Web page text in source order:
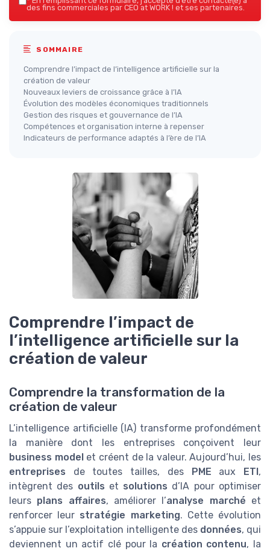
des fins commerciales par CEO at WORK ! et ses partenaires.
SOMMAIRE
Comprendre l’impact de l’intelligence artificielle sur la
création de valeur
Nouveaux leviers de croissance grâce à l’IA
Évolution des modèles économiques traditionnels
Gestion des risques et gouvernance de l’IA
Compétences et organisation interne à repenser
Indicateurs de performance adaptés à l’ère de l’IA
Comprendre l’impact de
l’intelligence artificielle sur la
création de valeur
Comprendre la transformation de la
création de valeur
L’intelligence artificielle (IA) transforme profondément
la manière dont les entreprises conçoivent leur
business modelet créent de la valeur. Aujourd’hui, les
entreprises de toutes tailles, des PME aux ETI,
intègrent des outils et solutions d’IA pour optimiser
leurs plans affaires, améliorer l’analyse marché et
renforcer leur stratégie marketing. Cette évolution
s’appuie sur l’exploitation intelligente des données, qui
deviennent un actif clé pour la création contenu, la